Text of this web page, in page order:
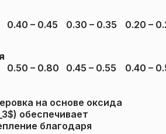
0.40 – 0.45 0.30 – 0.35 0.20 –
0.50 – 0.80 0.45 – 0.55 0.40 –
на основе оксида
обеспечивает
благодаря